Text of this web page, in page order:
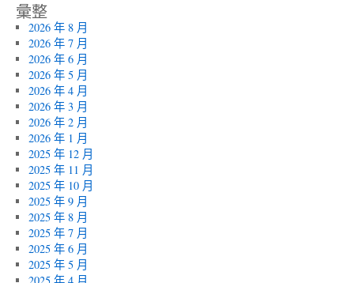
彙整
2026 年 8 月
2026 年 7 月
2026 年 6 月
2026 年 5 月
2026 年 4 月
2026 年 3 月
2026 年 2 月
2026 年 1 月
2025 年 12 月
2025 年 11 月
2025 年 10 月
2025 年 9 月
2025 年 8 月
2025 年 7 月
2025 年 6 月
2025 年 5 月